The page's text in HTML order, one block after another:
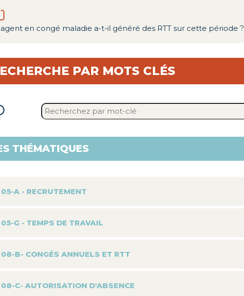
en congé maladie a-t-il généré des RTT sur cette période ?
PAR MOTS CLÉS
THÉMATIQUES
05-A - RECRUTEMENT
05-G - TEMPS DE TRAVAIL
08-B- CONGÉS ANNUELS ET RTT
08-C- AUTORISATION D'ABSENCE